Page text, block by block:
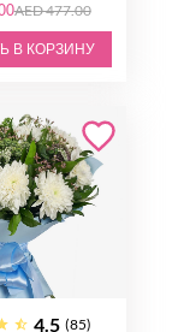
AED 477.00
В КОРЗИНУ
4.5 (85)